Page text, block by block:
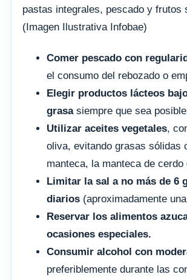
pastas integrales, pescado y frutos
(Imagen Ilustrativa Infobae)
Comer pescado con
el consumo del rebozado o
Elegir productos lácteos
grasasiempre que sea
Utilizar aceites vegetales,
oliva, evitando grasas sólidas
manteca, la manteca de cerdo
Limitar la sal a no más de 6
diarios (aproximadamente
Reservar los alimentos
ocasiones especiales.
Consumir alcohol con
preferiblemente durante las